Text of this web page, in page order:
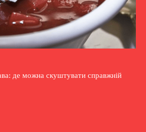
де можна скуштувати справжній